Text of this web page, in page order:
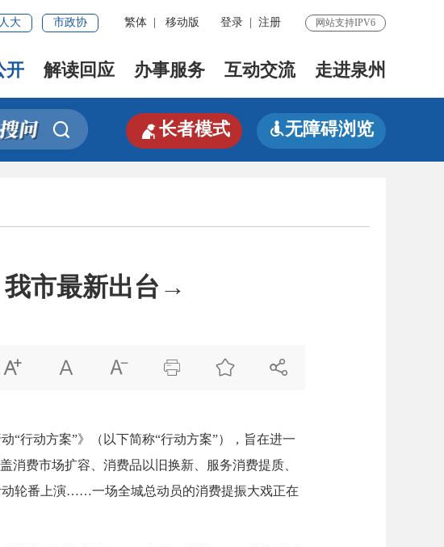
大 市政协 繁体 移动版 登录 注册 网站支持IPV6
开 解读回应 办事服务 互动交流 走进泉州
 长者模式 无障碍浏览
我市最新出台→
     
行动方案”》（以下简称“行动方案”），旨在进一
消费市场扩容、消费品以旧换新、服务消费提质、
轮番上演……一场全城总动员的消费提振大戏正在